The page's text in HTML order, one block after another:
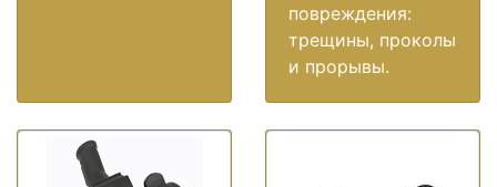
повреждения:
трещины, проколы
и прорывы.